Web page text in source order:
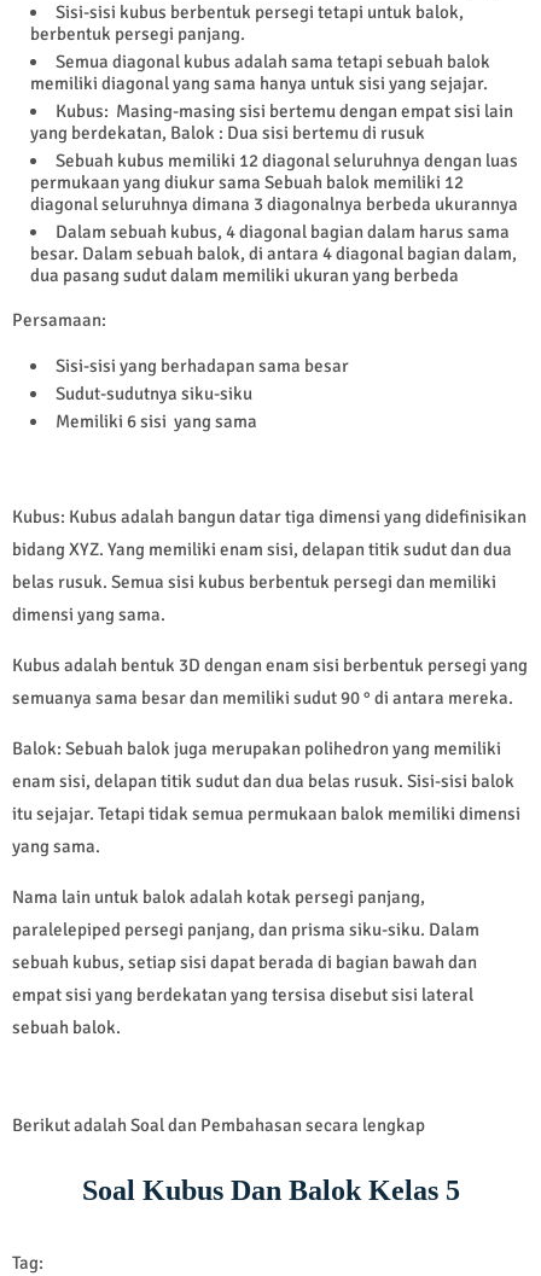
Sisi-sisi kubus berbentuk persegi tetapi untuk balok,
berbentuk persegi panjang.
Semua diagonal kubus adalah sama tetapi sebuah balok
memiliki diagonal yang sama hanya untuk sisi yang sejajar.
Kubus: Masing-masing sisi bertemu dengan empat sisi lain
yang berdekatan, Balok : Dua sisi bertemu di rusuk
Sebuah kubus memiliki 12 diagonal seluruhnya dengan luas
permukaan yang diukur sama Sebuah balok memiliki 12
diagonal seluruhnya dimana 3 diagonalnya berbeda ukurannya
Dalam sebuah kubus, 4 diagonal bagian dalam harus sama
besar. Dalam sebuah balok, di antara 4 diagonal bagian dalam,
dua pasang sudut dalam memiliki ukuran yang berbeda
Persamaan:
Sisi-sisi yang berhadapan sama besar
Sudut-sudutnya siku-siku
Memiliki 6 sisi yang sama
Kubus: Kubus adalah bangun datar tiga dimensi yang didefinisikan
bidang XYZ. Yang memiliki enam sisi, delapan titik sudut dan dua
belas rusuk. Semua sisi kubus berbentuk persegi dan memiliki
dimensi yang sama.
Kubus adalah bentuk 3D dengan enam sisi berbentuk persegi yang
semuanya sama besar dan memiliki sudut 90 ° di antara mereka.
Balok: Sebuah balok juga merupakan polihedron yang memiliki
enam sisi, delapan titik sudut dan dua belas rusuk. Sisi-sisi balok
itu sejajar. Tetapi tidak semua permukaan balok memiliki dimensi
yang sama.
Nama lain untuk balok adalah kotak persegi panjang,
paralelepiped persegi panjang, dan prisma siku-siku. Dalam
sebuah kubus, setiap sisi dapat berada di bagian bawah dan
empat sisi yang berdekatan yang tersisa disebut sisi lateral
sebuah balok.
Berikut adalah Soal dan Pembahasan secara lengkap
Soal Kubus Dan Balok Kelas 5
Tag: